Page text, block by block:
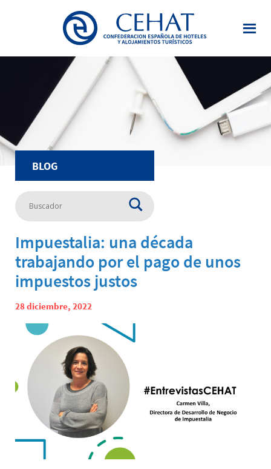
BLOG
Impuestalia: una década
trabajando por el pago de unos
impuestos justos
28 diciembre, 2022